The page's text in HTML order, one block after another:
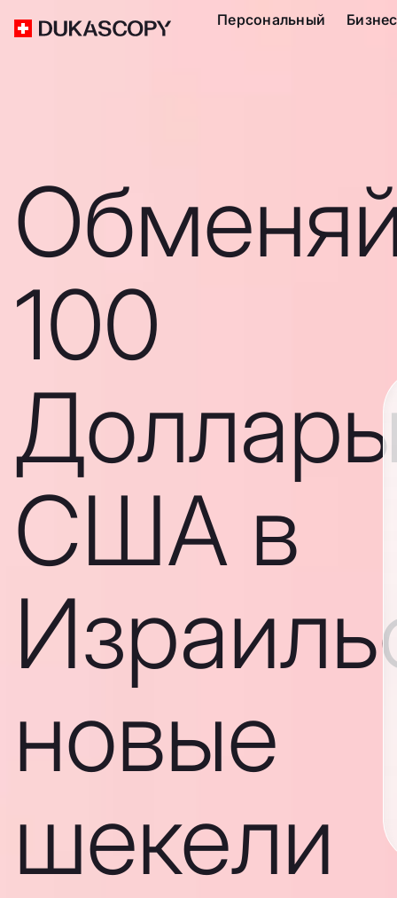
Персональный Бизнес
100
США в
новые
шекели